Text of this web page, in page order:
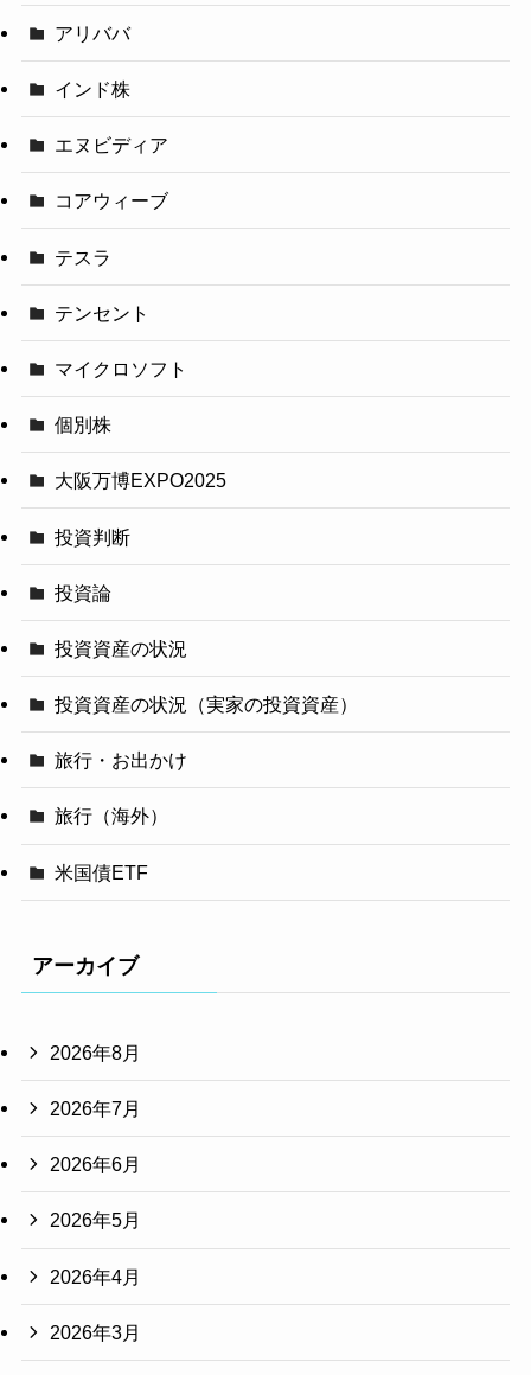
アリババ
インド株
エヌビディア
コアウィーブ
テスラ
テンセント
マイクロソフト
個別株
大阪万博EXPO2025
投資判断
投資論
投資資産の状況
投資資産の状況（実家の投資資産）
旅行・お出かけ
旅行（海外）
米国債ETF
アーカイブ
2026年8月
2026年7月
2026年6月
2026年5月
2026年4月
2026年3月